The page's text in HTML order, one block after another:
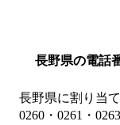
長野県の電話
長野県に割り当
0260・0261・